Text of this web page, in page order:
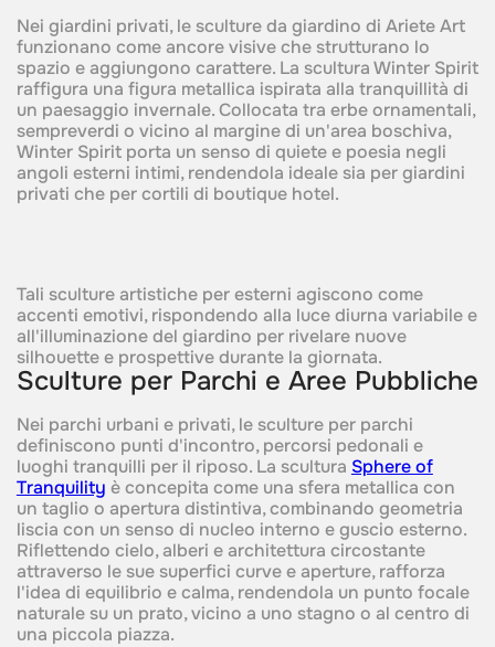
Nei giardini privati, le sculture da giardino di Ariete Art
funzionano come ancore visive che strutturano lo
spazio e aggiungono carattere. La scultura Winter Spirit
raffigura una figura metallica ispirata alla tranquillità di
un paesaggio invernale. Collocata tra erbe ornamentali,
sempreverdi o vicino al margine di un'area boschiva,
Winter Spirit porta un senso di quiete e poesia negli
angoli esterni intimi, rendendola ideale sia per giardini
privati che per cortili di boutique hotel.
Tali sculture artistiche per esterni agiscono come
accenti emotivi, rispondendo alla luce diurna variabile e
all'illuminazione del giardino per rivelare nuove
silhouette e prospettive durante la giornata.
Sculture per Parchi e Aree Pubbliche
Nei parchi urbani e privati, le sculture per parchi
definiscono punti d'incontro, percorsi pedonali e
luoghi tranquilli per il riposo. La scultura Sphere of
Tranquility è concepita come una sfera metallica con
un taglio o apertura distintiva, combinando geometria
liscia con un senso di nucleo interno e guscio esterno.
Riflettendo cielo, alberi e architettura circostante
attraverso le sue superfici curve e aperture, rafforza
l'idea di equilibrio e calma, rendendola un punto focale
naturale su un prato, vicino a uno stagno o al centro di
una piccola piazza.